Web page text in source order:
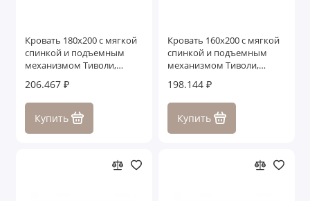
Кровать 180x200 с мягкой
спинкой и подъемным
механизмом Тиволи,
206.467 ₽
Купить
Кровать 160x200 с мягкой
спинкой и подъемным
механизмом Тиволи,
198.144 ₽
Купить